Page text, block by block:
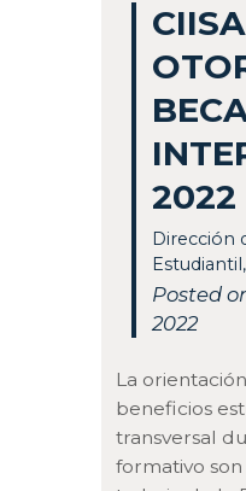
CIISA
2022
Dirección
Estudiantil,
Posted
2022
La
beneficios
transversal
formativo